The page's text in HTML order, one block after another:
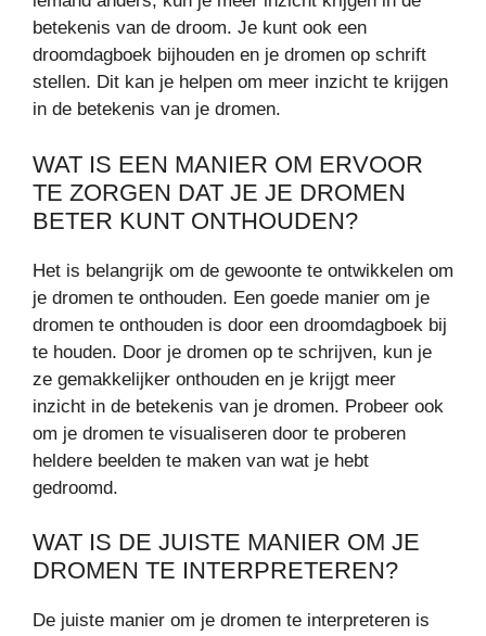
betekenis van de droom. Je kunt ook een
droomdagboek bijhouden en je dromen op schrift
stellen. Dit kan je helpen om meer inzicht te krijgen
in de betekenis van je dromen.
WAT IS EEN MANIER OM ERVOOR
TE ZORGEN DAT JE JE DROMEN
BETER KUNT ONTHOUDEN?
Het is belangrijk om de gewoonte te ontwikkelen om
je dromen te onthouden. Een goede manier om je
dromen te onthouden is door een droomdagboek bij
te houden. Door je dromen op te schrijven, kun je
ze gemakkelijker onthouden en je krijgt meer
inzicht in de betekenis van je dromen. Probeer ook
om je dromen te visualiseren door te proberen
heldere beelden te maken van wat je hebt
gedroomd.
WAT IS DE JUISTE MANIER OM JE
DROMEN TE INTERPRETEREN?
De juiste manier om je dromen te interpreteren is